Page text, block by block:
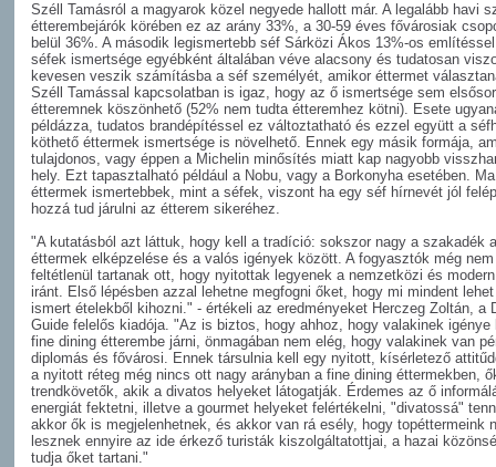
Széll Tamásról a magyarok közel negyede hallott már. A legalább havi
étterembejárók körében ez az arány 33%, a 30-59 éves fővárosiak
belül 36%. A második legismertebb séf Sárközi Ákos 13%-os
séfek ismertsége egyébként általában véve alacsony és tudatosan
kevesen veszik számításba a séf személyét, amikor éttermet
Széll Tamással kapcsolatban is igaz, hogy az ő ismertsége sem
étteremnek köszönhető (52% nem tudta étteremhez kötni). Esete
példázza, tudatos brandépítéssel ez változtatható és ezzel együtt a
köthető éttermek ismertsége is növelhető. Ennek egy másik formája,
tulajdonos, vagy éppen a Michelin minősítés miatt kap nagyobb
hely. Ezt tapasztalható például a Nobu, vagy a Borkonyha esetében.
éttermek ismertebbek, mint a séfek, viszont ha egy séf hírnevét jól
hozzá tud járulni az étterem sikeréhez.
"A kutatásból azt láttuk, hogy kell a tradíció: sokszor nagy a szakadék
éttermek elképzelése és a valós igények között. A fogyasztók még nem
feltétlenül tartanak ott, hogy nyitottak legyenek a nemzetközi és
iránt. Első lépésben azzal lehetne megfogni őket, hogy mi mindent
ismert ételekből kihozni." - értékeli az eredményeket Herczeg Zoltán, a
Guide felelős kiadója. "Az is biztos, hogy ahhoz, hogy valakinek igénye
fine dining étterembe járni, önmagában nem elég, hogy valakinek van
diplomás és fővárosi. Ennek társulnia kell egy nyitott, kísérletező
a nyitott réteg még nincs ott nagy arányban a fine dining éttermekben,
trendkövetők, akik a divatos helyeket látogatják. Érdemes az ő
energiát fektetni, illetve a gourmet helyeket felértékelni, "divatossá"
akkor ők is megjelenhetnek, és akkor van rá esély, hogy topéttermeink
lesznek ennyire az ide érkező turisták kiszolgáltatottjai, a hazai
tudja őket tartani."